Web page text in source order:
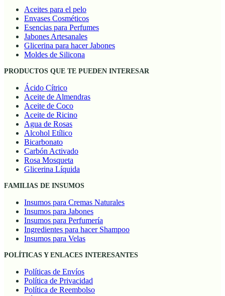
Aceites para el pelo
Envases Cosméticos
Esencias para Perfumes
Jabones Artesanales
Glicerina para hacer Jabones
Moldes de Silicona
PRODUCTOS QUE TE PUEDEN INTERESAR
Ácido Cítrico
Aceite de Almendras
Aceite de Coco
Aceite de Ricino
Agua de Rosas
Alcohol Etílico
Bicarbonato
Carbón Activado
Rosa Mosqueta
Glicerina Líquida
FAMILIAS DE INSUMOS
Insumos para Cremas Naturales
Insumos para Jabones
Insumos para Perfumería
Ingredientes para hacer Shampoo
Insumos para Velas
POLÍTICAS Y ENLACES INTERESANTES
Políticas de Envíos
Política de Privacidad
Política de Reembolso